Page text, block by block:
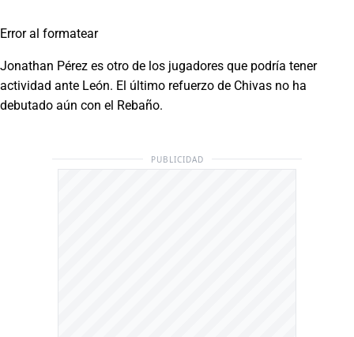
Error al formatear
Jonathan Pérez es otro de los jugadores que podría tener
actividad ante León. El último refuerzo de Chivas no ha
debutado aún con el Rebaño.
PUBLICIDAD